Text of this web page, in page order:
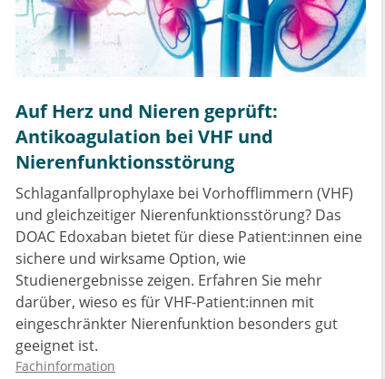
Auf Herz und Nieren geprüft:
Antikoagulation bei VHF und
Nierenfunktionsstörung
Schlaganfallprophylaxe bei Vorhofflimmern (VHF)
und gleichzeitiger Nierenfunktionsstörung? Das
DOAC Edoxaban bietet für diese Patient:innen eine
sichere und wirksame Option, wie
Studienergebnisse zeigen. Erfahren Sie mehr
darüber, wieso es für VHF-Patient:innen mit
eingeschränkter Nierenfunktion besonders gut
geeignet ist.
Fachinformation